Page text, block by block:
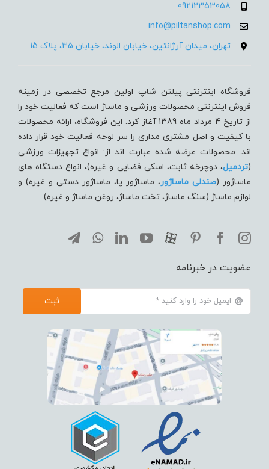
09212353058
info@piltanshop.com
تهران، میدان آرژانتین، خیابان الوند، خیابان 35، پلاک 15
فروشگاه اینترنتی پیلتن شاپ اولین مرجع تخصصی در زمینه
فروش اینترنتی محصولات ورزشی و ماساژ است که فعالیت خود را
از تاریخ 4 مرداد ماه 1389 آغاز کرد. این فروشگاه، ارائه محصولات
با کیفیت و اصل مشتری مداری را سر لوحه فعالیت خود قرار داده
اند. محصولات عرضه شده عبارت اند از: انواع تجهیزات ورزشی
(تردميل، دوچرخه ثابت، اسکی فضایی و غیره)، انواع دستگاه های
ماساژور (صندلی ماساژور، ماساژور پا، ماساژور دستی و غیره) و
لوازم ماساژ (سنگ ماساژ، تخت ماساژ، روغن ماساژ و غیره)
عضویت در خبرنامه
ثبت